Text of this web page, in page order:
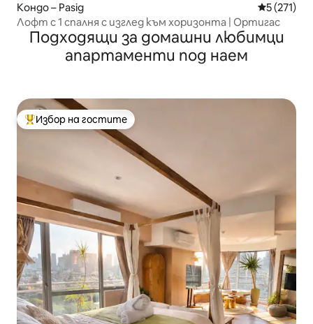
Кондо – Pasig Средна
5 (271)
Лофт с 1 спалня с изглед към хоризонта | Ортигас
Подходящи за домашни любимци
апартаменти под наем
Най-популярен избор на гостите
Избор на гостите